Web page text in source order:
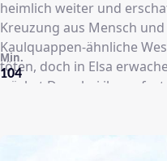
heimlich weiter und
Kreuzung aus Mensch und
Kaulquappen-ähnliche
töten, doch in Elsa
wächst Dren bei ihnen
104
Min.